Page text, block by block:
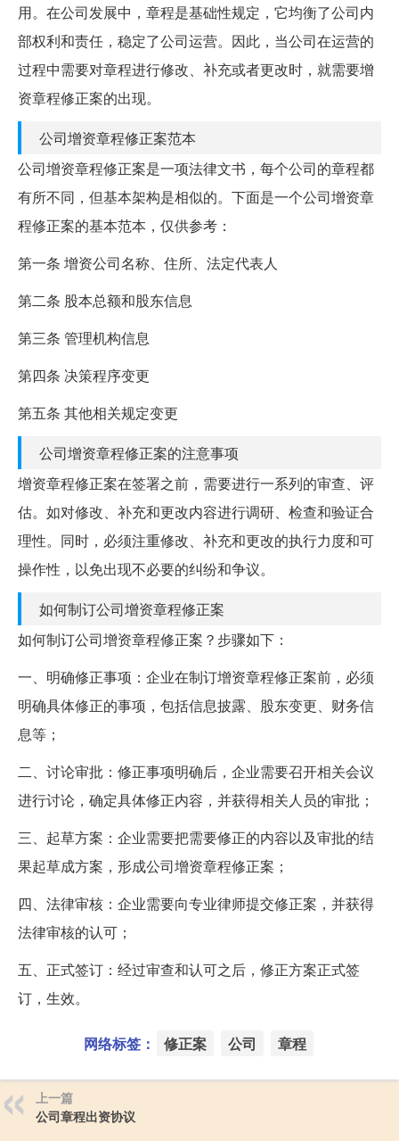
用。在公司发展中，章程是基础性规定，它均衡了公司内
部权利和责任，稳定了公司运营。因此，当公司在运营的
过程中需要对章程进行修改、补充或者更改时，就需要增
资章程修正案的出现。
公司增资章程修正案范本
公司增资章程修正案是一项法律文书，每个公司的章程都
有所不同，但基本架构是相似的。下面是一个公司增资章
程修正案的基本范本，仅供参考：
第一条 增资公司名称、住所、法定代表人
第二条 股本总额和股东信息
第三条 管理机构信息
第四条 决策程序变更
第五条 其他相关规定变更
公司增资章程修正案的注意事项
增资章程修正案在签署之前，需要进行一系列的审查、评
估。如对修改、补充和更改内容进行调研、检查和验证合
理性。同时，必须注重修改、补充和更改的执行力度和可
操作性，以免出现不必要的纠纷和争议。
如何制订公司增资章程修正案
如何制订公司增资章程修正案？步骤如下：
一、明确修正事项：企业在制订增资章程修正案前，必须
明确具体修正的事项，包括信息披露、股东变更、财务信
息等；
二、讨论审批：修正事项明确后，企业需要召开相关会议
进行讨论，确定具体修正内容，并获得相关人员的审批；
三、起草方案：企业需要把需要修正的内容以及审批的结
果起草成方案，形成公司增资章程修正案；
四、法律审核：企业需要向专业律师提交修正案，并获得
法律审核的认可；
五、正式签订：经过审查和认可之后，修正方案正式签
订，生效。
网络标签： 修正案 公司 章程
上一篇
公司章程出资协议